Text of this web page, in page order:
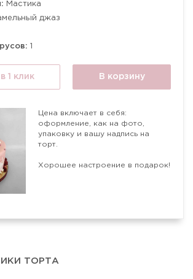
Мастика
джаз
1
1 клик В корзину
Цена включает в себя:
оформление, как на фото,
упаковку и вашу надпись на
торт.
Хорошее настроение в подарок!
ТОРТА